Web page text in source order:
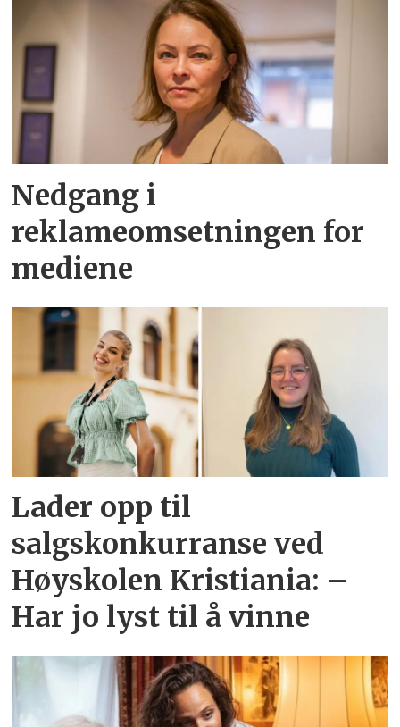
Nedgang i
reklameomsetningen for
mediene
Lader opp til
salgskonkurranse ved
Høyskolen Kristiania: –
Har jo lyst til å vinne